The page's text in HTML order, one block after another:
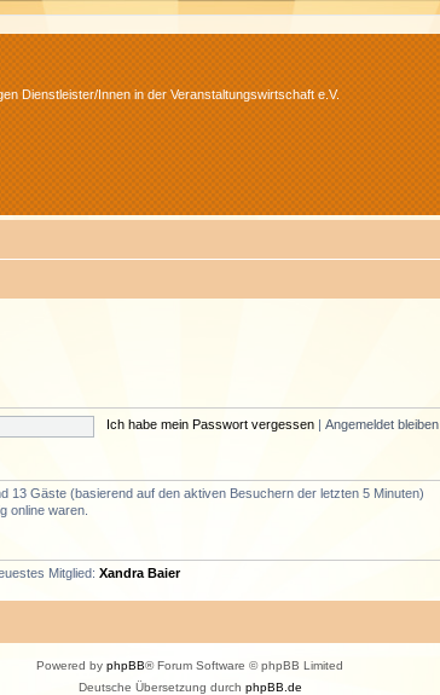
Dienstleister/Innen in der Veranstaltungswirtschaft e.V.
Ich habe mein Passwort vergessen Angemeldet bleiben
13 Gäste (basierend auf den aktiven Besuchern der letzten 5 Minuten)
online waren.
Mitglied: Xandra Baier
Powered by phpBB® Forum Software © phpBB Limited
Deutsche Übersetzung durch phpBB.de